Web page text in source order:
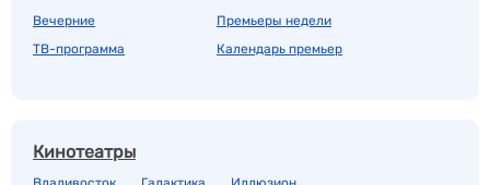
Вечерние
ТВ-программа
Премьеры недели
Календарь премьер
Кинотеатры